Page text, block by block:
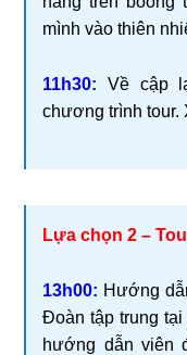
mình vào thiên
11h30: Về cập
chương trình tour.
Lựa chọn 2 –
13h00: Hướng
Đoàn tập trung
hướng dẫn viên